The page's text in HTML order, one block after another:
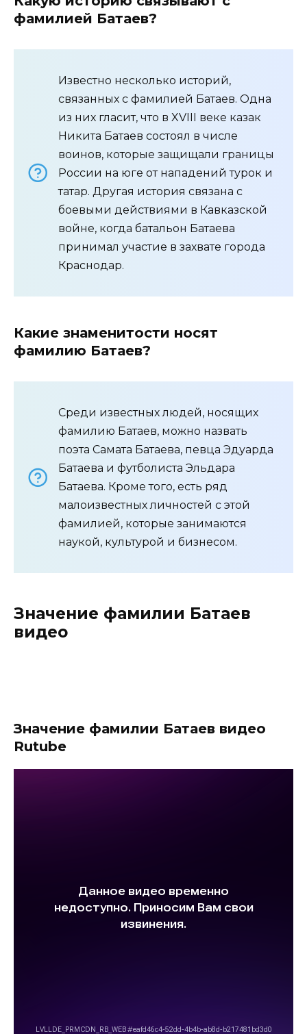
фамилией Батаев?
Известно несколько историй,
связанных с фамилией Батаев. Одна
из них гласит, что в XVIII веке казак
Никита Батаев состоял в числе
воинов, которые защищали границы
России на юге от нападений турок и
татар. Другая история связана с
боевыми действиями в Кавказской
войне, когда батальон Батаева
принимал участие в захвате города
Краснодар.
Какие знаменитости носят
фамилию Батаев?
Среди известных людей, носящих
фамилию Батаев, можно назвать
поэта Самата Батаева, певца Эдуарда
Батаева и футболиста Эльдара
Батаева. Кроме того, есть ряд
малоизвестных личностей с этой
фамилией, которые занимаются
наукой, культурой и бизнесом.
Значение фамилии Батаев
видео
Значение фамилии Батаев видео
Rutube